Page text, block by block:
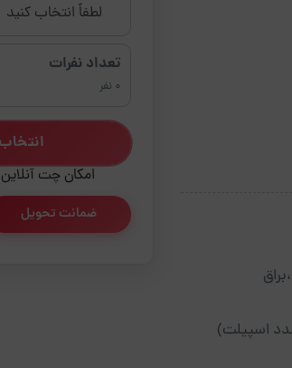
اسپیلت)
لطفاً انتخاب کنید
تعداد نفرات
0 نفر
امکان چت آنلاین
ضمانت تحویل